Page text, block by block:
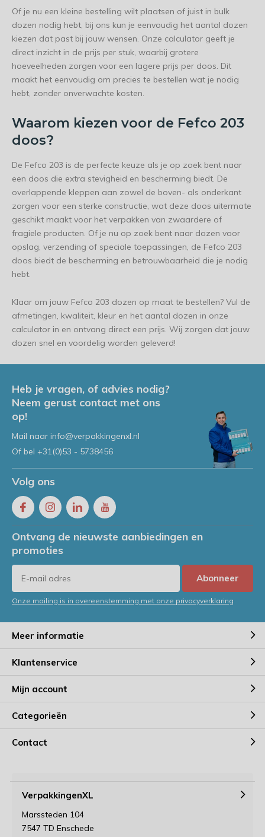
Of je nu een kleine bestelling wilt plaatsen of juist in bulk
dozen nodig hebt, bij ons kun je eenvoudig het aantal dozen
kiezen dat past bij jouw wensen. Onze calculator geeft je
direct inzicht in de prijs per stuk, waarbij grotere
hoeveelheden zorgen voor een lagere prijs per doos. Dit
maakt het eenvoudig om precies te bestellen wat je nodig
hebt, zonder onverwachte kosten.
Waarom kiezen voor de Fefco 203
doos?
De Fefco 203 is de perfecte keuze als je op zoek bent naar
een doos die extra stevigheid en bescherming biedt. De
overlappende kleppen aan zowel de boven- als onderkant
zorgen voor een sterke constructie, wat deze doos uitermate
geschikt maakt voor het verpakken van zwaardere of
fragiele producten. Of je nu op zoek bent naar dozen voor
opslag, verzending of speciale toepassingen, de Fefco 203
doos biedt de bescherming en betrouwbaarheid die je nodig
hebt.
Klaar om jouw Fefco 203 dozen op maat te bestellen? Vul de
afmetingen, kwaliteit, kleur en het aantal dozen in onze
calculator in en ontvang direct een prijs. Wij zorgen dat jouw
dozen snel en voordelig worden geleverd!
Heb je vragen, of advies nodig?
Neem gerust contact met ons
op!
Mail naar info@verpakkingenxl.nl
Of bel +31(0)53 - 5738456
Volg ons
Ontvang de nieuwste aanbiedingen en
promoties
Abonneer
Onze mailing is in overeenstemming met onze privacyverklaring
Meer informatie
Klantenservice
Mijn account
Categorieën
Contact
VerpakkingenXL
Marssteden 104
7547 TD Enschede